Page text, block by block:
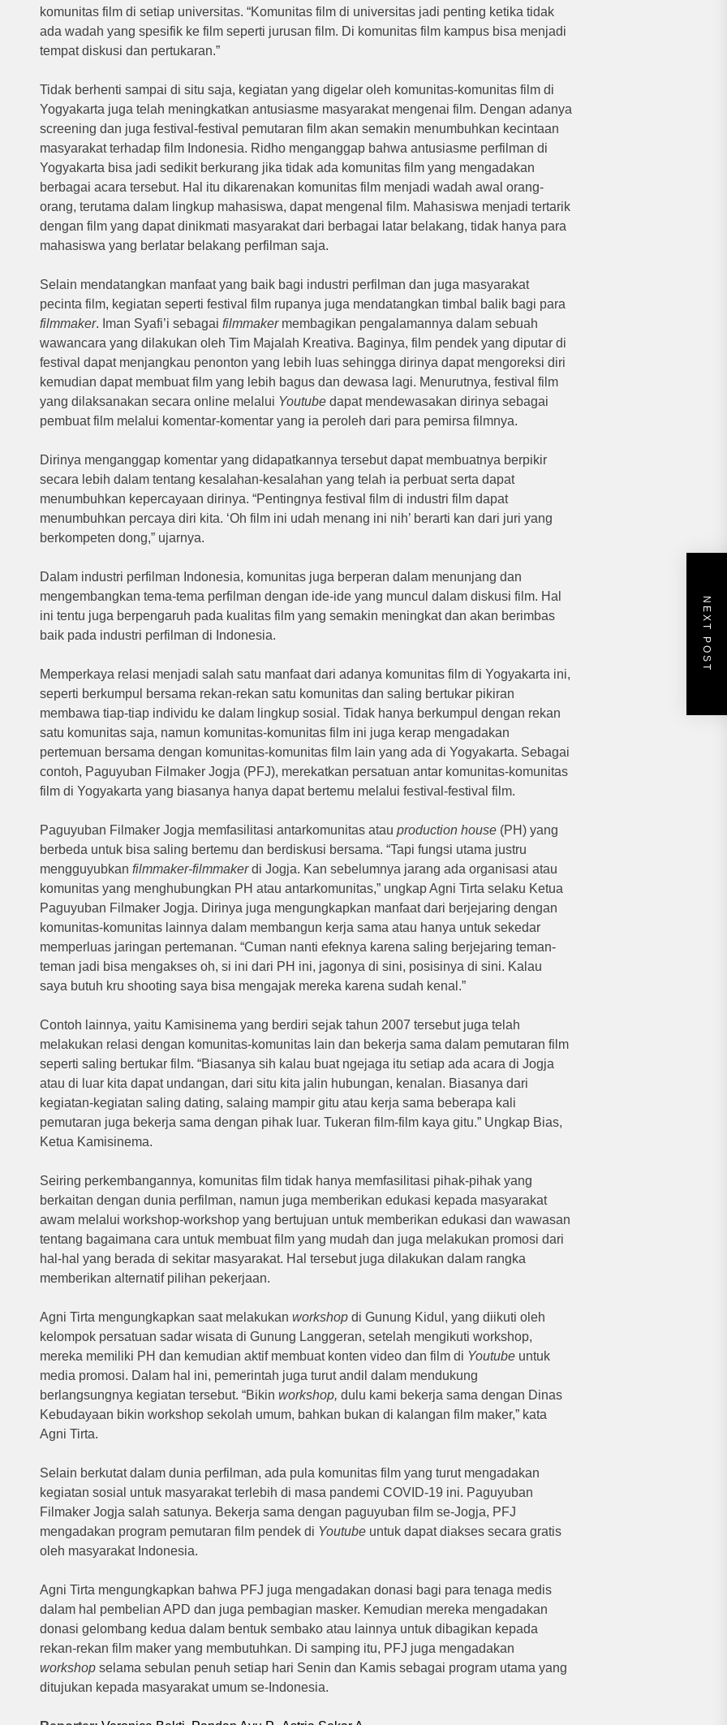
komunitas film di setiap universitas. “Komunitas film di universitas jadi penting ketika tidak
ada wadah yang spesifik ke film seperti jurusan film. Di komunitas film kampus bisa menjadi
tempat diskusi dan pertukaran.”
Tidak berhenti sampai di situ saja, kegiatan yang digelar oleh komunitas-komunitas film di
Yogyakarta juga telah meningkatkan antusiasme masyarakat mengenai film. Dengan adanya
screening dan juga festival-festival pemutaran film akan semakin menumbuhkan kecintaan
masyarakat terhadap film Indonesia. Ridho menganggap bahwa antusiasme perfilman di
Yogyakarta bisa jadi sedikit berkurang jika tidak ada komunitas film yang mengadakan
berbagai acara tersebut. Hal itu dikarenakan komunitas film menjadi wadah awal orang-
orang, terutama dalam lingkup mahasiswa, dapat mengenal film. Mahasiswa menjadi tertarik
dengan film yang dapat dinikmati masyarakat dari berbagai latar belakang, tidak hanya para
mahasiswa yang berlatar belakang perfilman saja.
Selain mendatangkan manfaat yang baik bagi industri perfilman dan juga masyarakat
pecinta film, kegiatan seperti festival film rupanya juga mendatangkan timbal balik bagi para
filmmaker. Iman Syafi’i sebagai filmmakermembagikan pengalamannya dalam sebuah
wawancara yang dilakukan oleh Tim Majalah Kreativa. Baginya, film pendek yang diputar di
festival dapat menjangkau penonton yang lebih luas sehingga dirinya dapat mengoreksi diri
kemudian dapat membuat film yang lebih bagus dan dewasa lagi. Menurutnya, festival film
yang dilaksanakan secara online melalui Youtube dapat mendewasakan dirinya sebagai
pembuat film melalui komentar-komentar yang ia peroleh dari para pemirsa filmnya.
Dirinya menganggap komentar yang didapatkannya tersebut dapat membuatnya berpikir
secara lebih dalam tentang kesalahan-kesalahan yang telah ia perbuat serta dapat
menumbuhkan kepercayaan dirinya. “Pentingnya festival film di industri film dapat
menumbuhkan percaya diri kita. ‘Oh film ini udah menang ini nih’ berarti kan dari juri yang
berkompeten dong,” ujarnya.
Dalam industri perfilman Indonesia, komunitas juga berperan dalam menunjang dan
mengembangkan tema-tema perfilman dengan ide-ide yang muncul dalam diskusi film. Hal
ini tentu juga berpengaruh pada kualitas film yang semakin meningkat dan akan berimbas
baik pada industri perfilman di Indonesia.
Memperkaya relasi menjadi salah satu manfaat dari adanya komunitas film di Yogyakarta ini,
seperti berkumpul bersama rekan-rekan satu komunitas dan saling bertukar pikiran
membawa tiap-tiap individu ke dalam lingkup sosial. Tidak hanya berkumpul dengan rekan
satu komunitas saja, namun komunitas-komunitas film ini juga kerap mengadakan
pertemuan bersama dengan komunitas-komunitas film lain yang ada di Yogyakarta. Sebagai
contoh, Paguyuban Filmaker Jogja (PFJ), merekatkan persatuan antar komunitas-komunitas
film di Yogyakarta yang biasanya hanya dapat bertemu melalui festival-festival film.
Paguyuban Filmaker Jogja memfasilitasi antarkomunitas atau production house (PH) yang
berbeda untuk bisa saling bertemu dan berdiskusi bersama. “Tapi fungsi utama justru
mengguyubkan filmmaker-filmmakerdi Jogja. Kan sebelumnya jarang ada organisasi atau
komunitas yang menghubungkan PH atau antarkomunitas,” ungkap Agni Tirta selaku Ketua
Paguyuban Filmaker Jogja. Dirinya juga mengungkapkan manfaat dari berjejaring dengan
komunitas-komunitas lainnya dalam membangun kerja sama atau hanya untuk sekedar
memperluas jaringan pertemanan. “Cuman nanti efeknya karena saling berjejaring teman-
teman jadi bisa mengakses oh, si ini dari PH ini, jagonya di sini, posisinya di sini. Kalau
saya butuh kru shooting saya bisa mengajak mereka karena sudah kenal.”
Contoh lainnya, yaitu Kamisinema yang berdiri sejak tahun 2007 tersebut juga telah
melakukan relasi dengan komunitas-komunitas lain dan bekerja sama dalam pemutaran film
seperti saling bertukar film. “Biasanya sih kalau buat ngejaga itu setiap ada acara di Jogja
atau di luar kita dapat undangan, dari situ kita jalin hubungan, kenalan. Biasanya dari
kegiatan-kegiatan saling dating, salaing mampir gitu atau kerja sama beberapa kali
pemutaran juga bekerja sama dengan pihak luar. Tukeran film-film kaya gitu.” Ungkap Bias,
Ketua Kamisinema.
Seiring perkembangannya, komunitas film tidak hanya memfasilitasi pihak-pihak yang
berkaitan dengan dunia perfilman, namun juga memberikan edukasi kepada masyarakat
awam melalui workshop-workshop yang bertujuan untuk memberikan edukasi dan wawasan
tentang bagaimana cara untuk membuat film yang mudah dan juga melakukan promosi dari
hal-hal yang berada di sekitar masyarakat. Hal tersebut juga dilakukan dalam rangka
memberikan alternatif pilihan pekerjaan.
Agni Tirta mengungkapkan saat melakukan workshop di Gunung Kidul, yang diikuti oleh
kelompok persatuan sadar wisata di Gunung Langgeran, setelah mengikuti workshop,
mereka memiliki PH dan kemudian aktif membuat konten video dan film di Youtube untuk
media promosi. Dalam hal ini, pemerintah juga turut andil dalam mendukung
berlangsungnya kegiatan tersebut. “Bikin workshop, dulu kami bekerja sama dengan Dinas
Kebudayaan bikin workshop sekolah umum, bahkan bukan di kalangan film maker,” kata
Agni Tirta.
Selain berkutat dalam dunia perfilman, ada pula komunitas film yang turut mengadakan
kegiatan sosial untuk masyarakat terlebih di masa pandemi COVID-19 ini. Paguyuban
Filmaker Jogja salah satunya. Bekerja sama dengan paguyuban film se-Jogja, PFJ
mengadakan program pemutaran film pendek di Youtube untuk dapat diakses secara gratis
oleh masyarakat Indonesia.
Agni Tirta mengungkapkan bahwa PFJ juga mengadakan donasi bagi para tenaga medis
dalam hal pembelian APD dan juga pembagian masker. Kemudian mereka mengadakan
donasi gelombang kedua dalam bentuk sembako atau lainnya untuk dibagikan kepada
rekan-rekan film maker yang membutuhkan. Di samping itu, PFJ juga mengadakan
workshop selama sebulan penuh setiap hari Senin dan Kamis sebagai program utama yang
ditujukan kepada masyarakat umum se-Indonesia.
NEXT POST